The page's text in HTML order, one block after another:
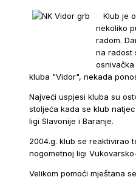
Klub je
nekoliko
radom.
na radost
kluba "Vidor", nekada
Najveći uspjesi kluba su
stoljeća kada se klub
ligi Slavonije i Baranje.
2004.g. klub se reaktivirao
nogometnoj ligi
Velikom pomoći mještana